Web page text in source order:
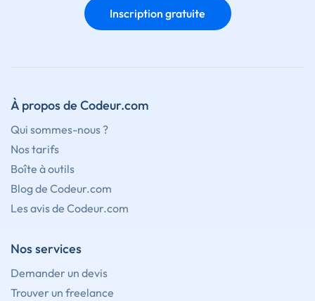
Inscription gratuite
À propos de Codeur.com
Qui sommes-nous ?
Nos tarifs
Boîte à outils
Blog de Codeur.com
Les avis de Codeur.com
Nos services
Demander un devis
Trouver un freelance